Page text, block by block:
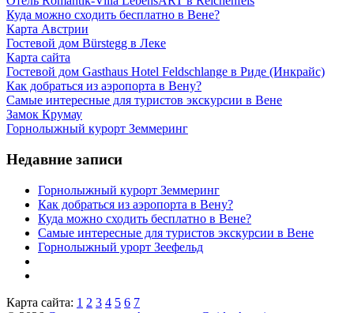
Куда можно сходить бесплатно в Вене?
Карта Австрии
Гостевой дом Bürstegg в Леке
Карта сайта
Гостевой дом Gasthaus Hotel Feldschlange в Риде (Инкрайс)
Как добраться из аэропорта в Вену?
Самые интересные для туристов экскурсии в Вене
Замок Крумау
Горнолыжный курорт Земмеринг
Недавние записи
Горнолыжный курорт Земмеринг
Как добраться из аэропорта в Вену?
Куда можно сходить бесплатно в Вене?
Самые интересные для туристов экскурсии в Вене
Горнолыжный урорт Зеефельд
Карта сайта: 1 2 3 4 5 6 7